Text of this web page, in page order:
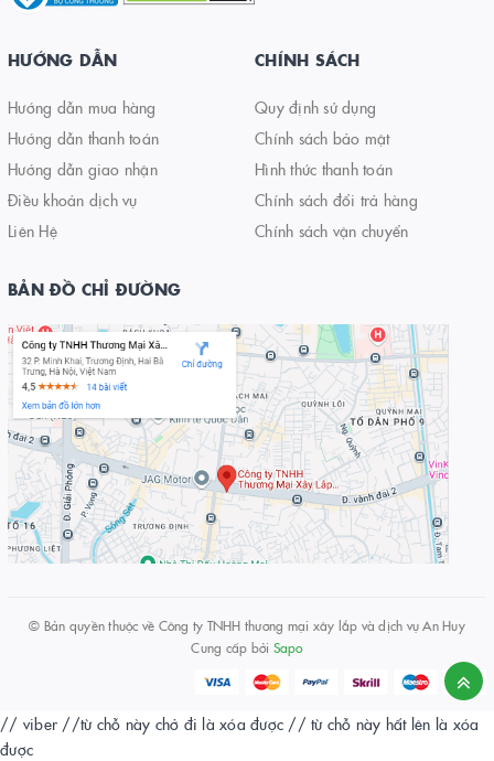
HƯỚNG DẪN
Hướng dẫn mua hàng
Hướng dẫn thanh toán
Hướng dẫn giao nhận
Điều khoản dịch vụ
Liên Hệ
CHÍNH SÁCH
Quy định sử dụng
Chính sách bảo mật
Hình thức thanh toán
Chính sách đổi trả hàng
Chính sách vận chuyển
BẢN ĐỒ CHỈ ĐƯỜNG
© Bản quyền thuộc về Công ty TNHH thương mại xây lắp và dịch vụ An Huy
Cung cấp bởi Sapo
// viber //từ chỗ này chở đi là xóa được // từ chỗ này hất lên là xóa
được